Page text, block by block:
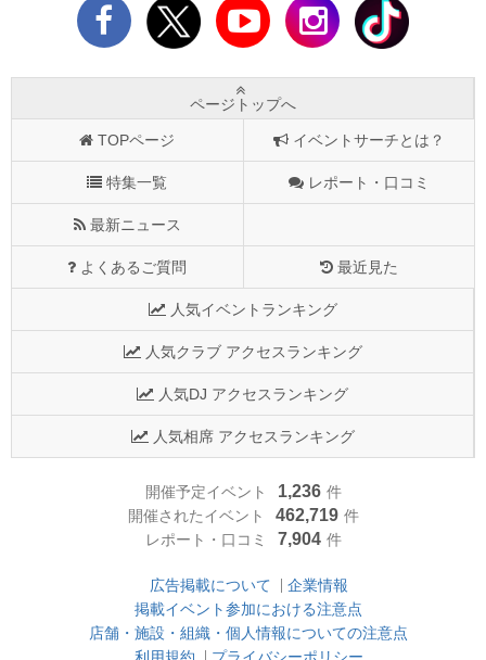
ページトップへ
TOPページ イベントサーチとは？
特集一覧 レポート・口コミ
最新ニュース
よくあるご質問 最近見た
人気イベントランキング
人気クラブ アクセスランキング
人気DJ アクセスランキング
人気相席 アクセスランキング
開催予定イベント 1,236 件
開催されたイベント
462,719 件
レポート・口コミ
7,904 件
広告掲載について
企業情報
掲載イベント参加における注意点
店舗・施設・組織・個人情報についての注意点